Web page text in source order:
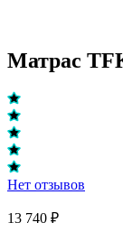
Матрас
Нет отзывов
13 740 ₽